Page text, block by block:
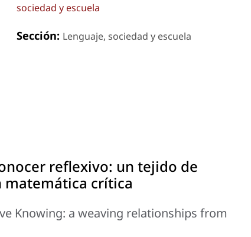
sociedad y escuela
Sección: Lenguaje, sociedad y escuela
reflexivo: un tejido de
matemática crítica
Knowing: a weaving relationships from